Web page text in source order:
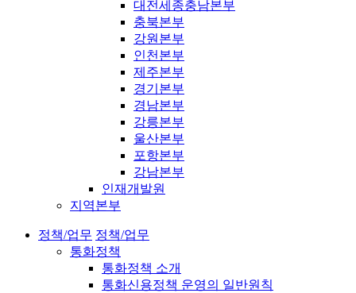
대전세종충남본부
충북본부
강원본부
인천본부
제주본부
경기본부
경남본부
강릉본부
울산본부
포항본부
강남본부
인재개발원
지역본부
정책/업무 정책/업무
통화정책
통화정책 소개
통화신용정책 운영의 일반원칙